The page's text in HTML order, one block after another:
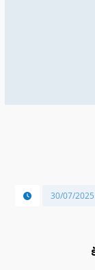
30/07/2025